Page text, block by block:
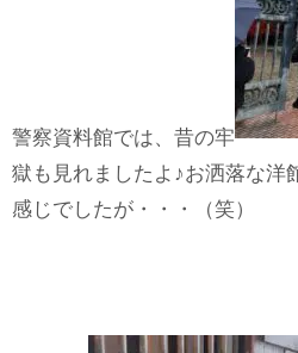
警察資料館では、昔の牢
獄も見れましたよ♪お洒落な洋
感じでしたが・・・（笑）